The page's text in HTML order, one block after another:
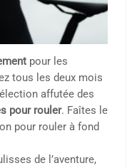
pour les
tous les deux mois
affutée des
pour rouler. Faîtes le
pour rouler à fond
de l’aventure,